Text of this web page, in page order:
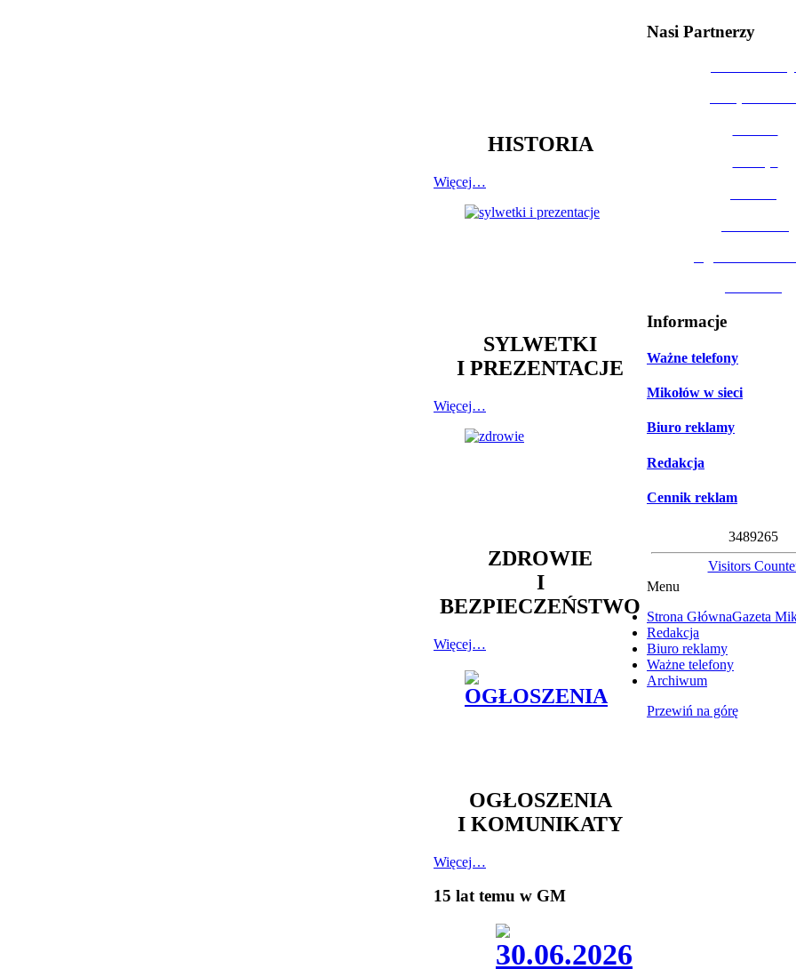
HISTORIA
Więcej…
SYLWETKI
I PREZENTACJE
Więcej…
ZDROWIE
I
BEZPIECZEŃSTWO
Więcej…
OGŁOSZENIA
I KOMUNIKATY
Więcej…
15 lat temu w GM
Nasi Partnerzy
Informacje
Ważne telefony
Mikołów w sieci
Biuro reklamy
Redakcja
Cennik reklam
3489265
Visitors
Menu
Strona GłównaGazeta
Redakcja
Biuro reklamy
Ważne telefony
Archiwum
Przewiń na górę